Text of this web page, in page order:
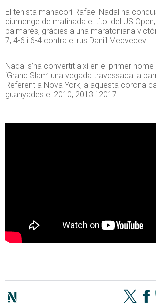
El tenista manacorí Rafael Nadal ha
diumenge de matinada el títol del US
palmarès, gràcies a una maratoniana
7, 4-6 i 6-4 contra el rus Daniil Medvedev.
Nadal s’ha convertit així en el primer
‘Grand Slam’ una vegada travessada la
Referent a Nova York, a aquesta corona
guanyades el 2010, 2013 i 2017.